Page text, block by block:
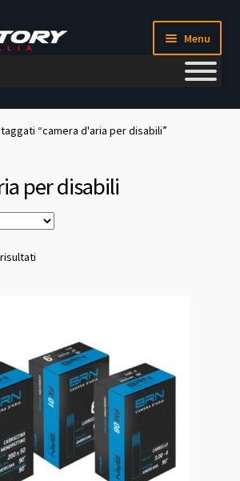
Menu
“camera d'aria per disabili”
per disabili
Valutazione